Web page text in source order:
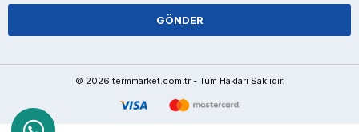
GÖNDER
© 2026 termmarket.com.tr - Tüm Hakları Saklıdır.